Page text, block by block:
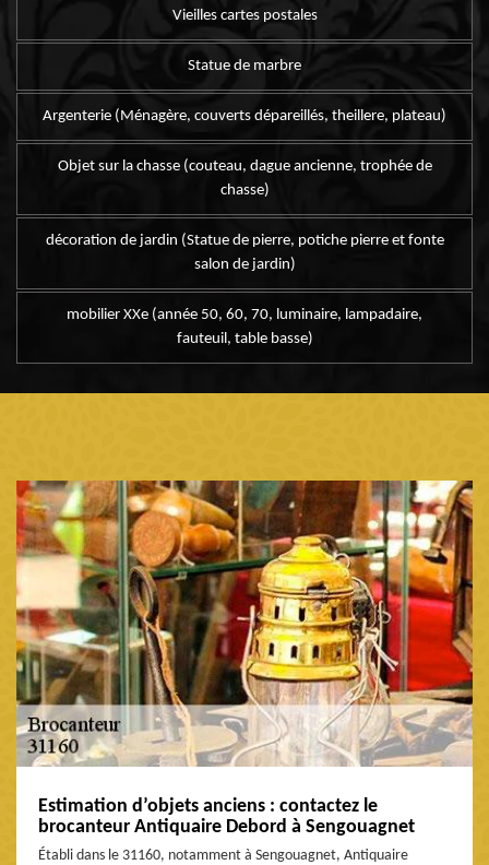
Vieilles cartes postales
Statue de marbre
Argenterie (Ménagère, couverts dépareillés, theillere, plateau)
Objet sur la chasse (couteau, dague ancienne, trophée de
chasse)
décoration de jardin (Statue de pierre, potiche pierre et fonte
salon de jardin)
mobilier XXe (année 50, 60, 70, luminaire, lampadaire,
fauteuil, table basse)
Estimation d’objets anciens : contactez le
brocanteur Antiquaire Debord à Sengouagnet
Établi dans le 31160, notamment à Sengouagnet, Antiquaire